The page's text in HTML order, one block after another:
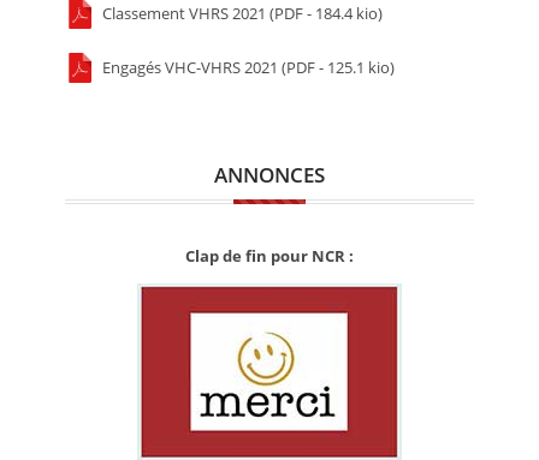
Classement VHRS 2021 (PDF - 184.4 kio)
Engagés VHC-VHRS 2021 (PDF - 125.1 kio)
ANNONCES
Clap de fin pour NCR :